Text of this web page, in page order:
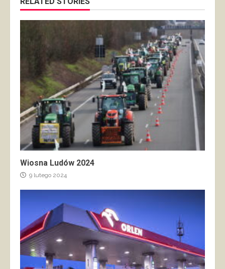
Wiosna Ludów 2024
9 lutego 2024